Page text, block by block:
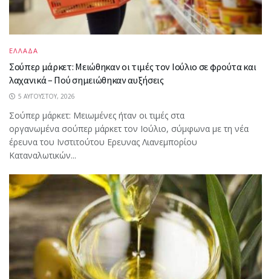
ΕΛΛΑΔΑ
Σούπερ μάρκετ: Μειώθηκαν οι τιμές τον Ιούλιο σε φρούτα και
λαχανικά – Πού σημειώθηκαν αυξήσεις
5 ΑΥΓΟΎΣΤΟΥ, 2026
Σούπερ μάρκετ: Μειωμένες ήταν οι τιμές στα
οργανωμένα σούπερ μάρκετ τον Ιούλιο, σύμφωνα με τη νέα
έρευνα του Ινστιτούτου Ερευνας Λιανεμπορίου
Καταναλωτικών...